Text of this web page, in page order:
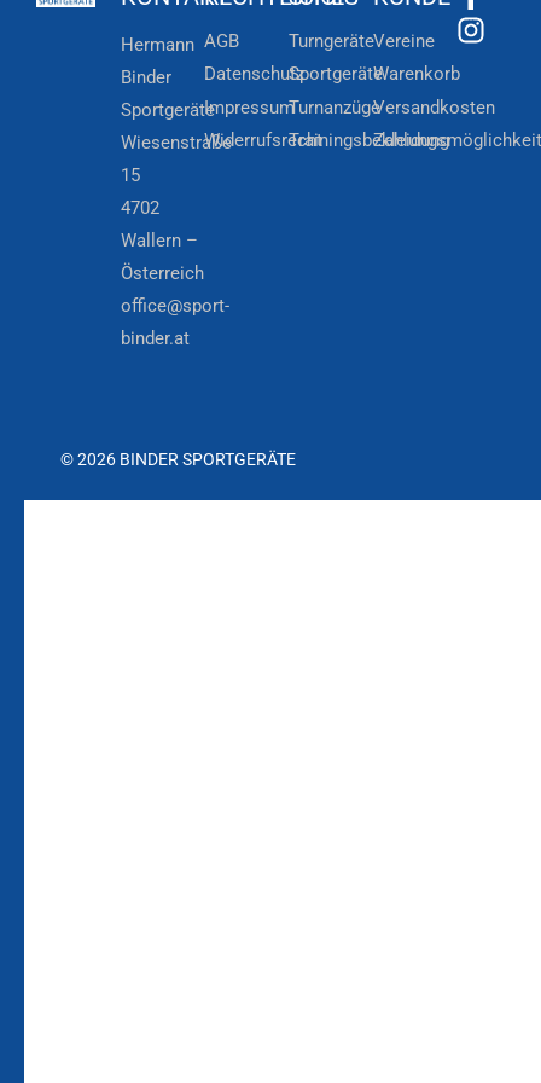
Hermann
Binder
Sportgeräte
Wiesenstraße
15
4702
Wallern –
Österreich
office@sport-
binder.at
AGB
Datenschutz
Impressum
Widerrufsrecht
Turngeräte
Sportgeräte
Turnanzüge
Trainingsbekleidung
Vereine
Warenkorb
Versandkosten
© 2026 BINDER SPORTGERÄTE